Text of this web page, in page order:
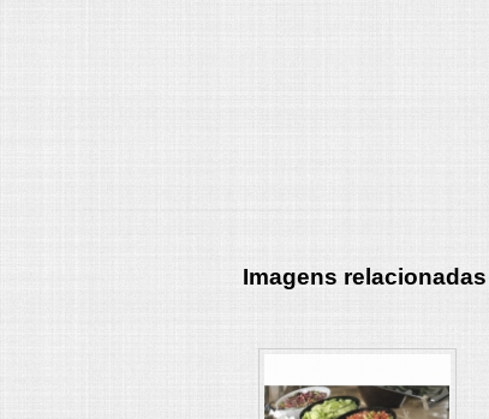
Imagens relacionadas